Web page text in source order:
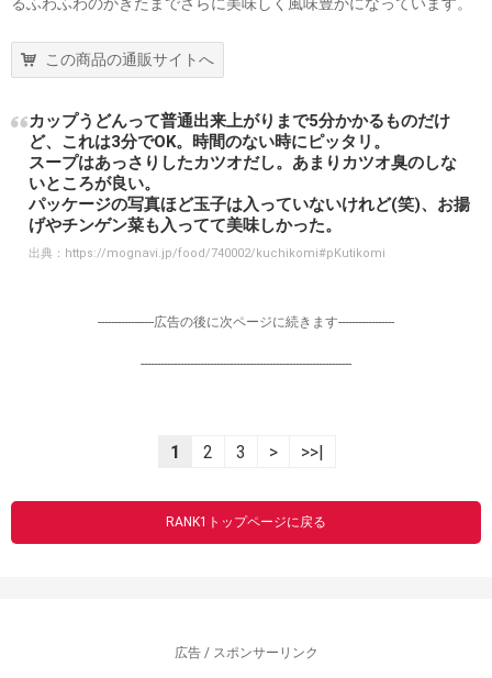
この商品の通販サイトへ
カップうどんって普通出来上がりまで5分かかるものだけ
ど、これは3分でOK。時間のない時にピッタリ。
スープはあっさりしたカツオだし。あまりカツオ臭のしな
いところが良い。
パッケージの写真ほど玉子は入っていないけれど(笑)、お揚
げやチンゲン菜も入ってて美味しかった。
出典： https://mognavi.jp/food/740002/kuchikomi#pKutikomi
-----------------広告の後に次ページに続きます-----------------
----------------------------------------------------------------
1 2 3 > >>|
RANK1トップページに戻る
広告 / スポンサーリンク